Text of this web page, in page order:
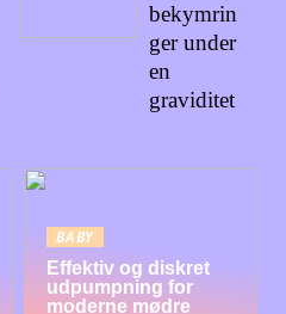
bekymrin
ger under
en
graviditet
BABY
Effektiv og diskret
udpumpning for
moderne mødre